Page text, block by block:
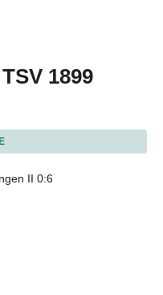
1899
II 0:6